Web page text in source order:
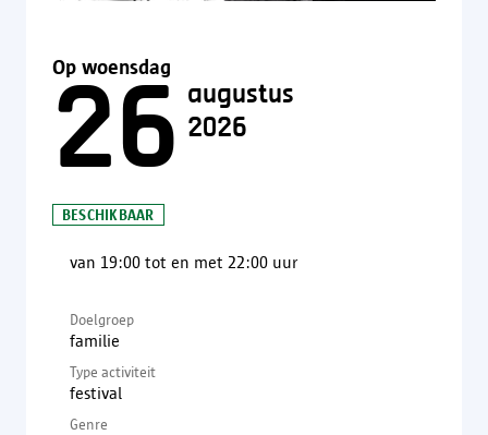
Op woensdag
26 augustus
2026
BESCHIKBAAR
van 19:00 tot en met 22:00 uur
Doelgroep
familie
Type activiteit
festival
Genre